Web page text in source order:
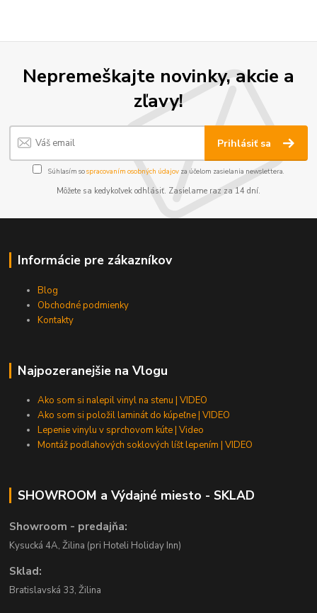
Nepremeškajte novinky, akcie a
zľavy!
Prihlásiť sa
Súhlasím sospracovaním osobných údajov za účelom zasielania newslettera.
Môžete sa kedykoľvek odhlásiť. Zasielame raz za 14 dní.
Informácie pre zákazníkov
Blog
Obchodné podmienky
Kontakty
Najpozeranejšie na Vlogu
Ako som si nalepil vinyl na stenu | VIDEO
Ako som si položil laminát do kúpeľne | VIDEO
Lepenie vinylu v sprchovom kúte | Video
Montáž podlahových soklových líšt lepením | VIDEO
SHOWROOM a Výdajné miesto - SKLAD
Showroom - predajňa:
Kysucká 4A, Žilina (pri Hoteli Holiday Inn)
Sklad:
Bratislavská 33, Žilina